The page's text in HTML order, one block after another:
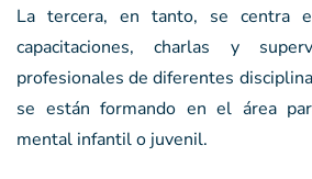
La tercera, en tanto, se centra
capacitaciones, charlas y
profesionales de diferentes
se están formando en el área
mental infantil o juvenil.